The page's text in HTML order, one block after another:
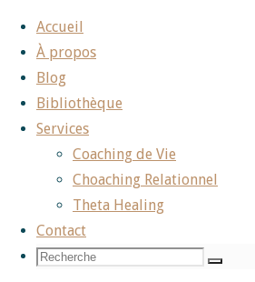
Aller
au
contenu
Accueil
À propos
Blog
Bibliothèque
Services
Coaching de Vie
Choaching Relationnel
Theta Healing
Contact
Recherche
Recherche
Recherche